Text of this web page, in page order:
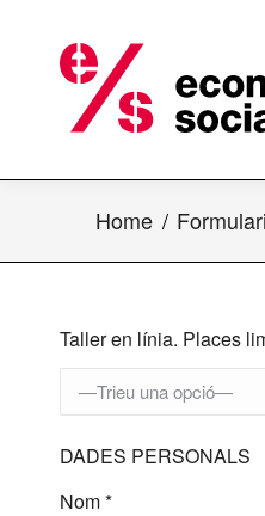
Home
Taller en línia. Places
DADES PERSONALS
Nom *